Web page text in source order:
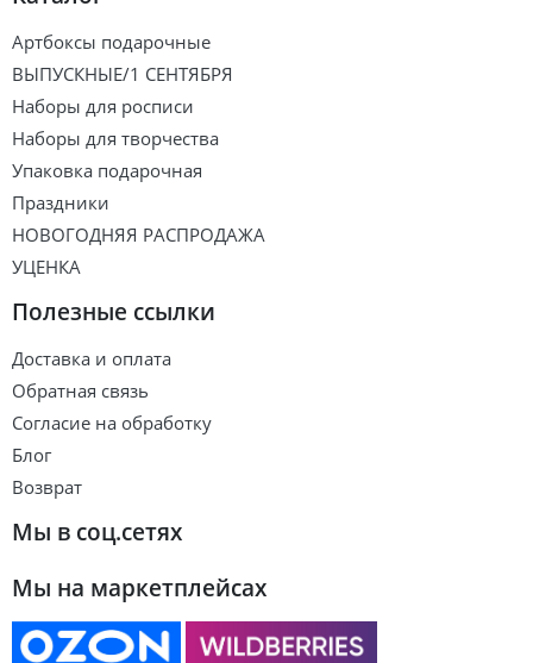
Артбоксы подарочные
ВЫПУСКНЫЕ/1 СЕНТЯБРЯ
Наборы для росписи
Наборы для творчества
Упаковка подарочная
Праздники
НОВОГОДНЯЯ РАСПРОДАЖА
УЦЕНКА
Полезные ссылки
Доставка и оплата
Обратная связь
Согласие на обработку
Блог
Возврат
Мы в соц.сетях
Мы на маркетплейсах